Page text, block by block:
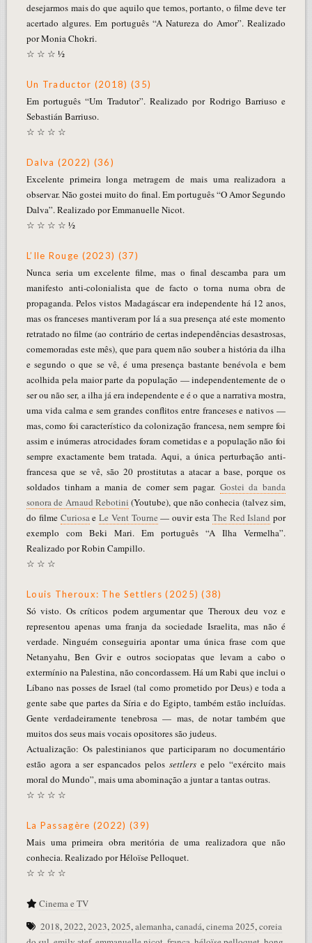
desejarmos mais do que aquilo que temos, portanto, o filme deve ter
acertado algures. Em português “A Natureza do Amor”. Realizado
por Monia Chokri.
☆ ☆ ☆ ½
Un Traductor (2018) (35)
Em português “Um Tradutor”. Realizado por Rodrigo Barriuso e
Sebastián Barriuso.
☆ ☆ ☆ ☆
Dalva (2022) (36)
Excelente primeira longa metragem de mais uma realizadora a
observar. Não gostei muito do final. Em português “O Amor Segundo
Dalva”. Realizado por Emmanuelle Nicot.
☆ ☆ ☆ ☆ ½
L’Ile Rouge (2023) (37)
Nunca seria um excelente filme, mas o final descamba para um
manifesto anti-colonialista que de facto o torna numa obra de
propaganda. Pelos vistos Madagáscar era independente há 12 anos,
mas os franceses mantiveram por lá a sua presença até este momento
retratado no filme (ao contrário de certas independências desastrosas,
comemoradas este mês), que para quem não souber a história da ilha
e segundo o que se vê, é uma presença bastante benévola e bem
acolhida pela maior parte da população — independentemente de o
ser ou não ser, a ilha já era independente e é o que a narrativa mostra,
uma vida calma e sem grandes conflitos entre franceses e nativos —
mas, como foi característico da colonização francesa, nem sempre foi
assim e inúmeras atrocidades foram cometidas e a população não foi
sempre exactamente bem tratada. Aqui, a única perturbação anti-
francesa que se vê, são 20 prostitutas a atacar a base, porque os
soldados tinham a mania de comer sem pagar. Gostei da banda
sonora de Arnaud Rebotini (Youtube), que não conhecia (talvez sim,
do filme CuriosaeLe Vent Tourne — ouvir esta The Red Island por
exemplo com Beki Mari. Em português “A Ilha Vermelha”.
Realizado por Robin Campillo.
☆ ☆ ☆
Louis Theroux: The Settlers (2025) (38)
Só visto. Os críticos podem argumentar que Theroux deu voz e
representou apenas uma franja da sociedade Israelita, mas não é
verdade. Ninguém conseguiria apontar uma única frase com que
Netanyahu, Ben Gvir e outros sociopatas que levam a cabo o
extermínio na Palestina, não concordassem. Há um Rabi que inclui o
Líbano nas posses de Israel (tal como prometido por Deus) e toda a
gente sabe que partes da Síria e do Egipto, também estão incluídas.
Gente verdadeiramente tenebrosa — mas, de notar também que
muitos dos seus mais vocais opositores são judeus.
Actualização: Os palestinianos que participaram no documentário
estão agora a ser espancados pelos settlerse pelo “exército mais
moral do Mundo”, mais uma abominação a juntar a tantas outras.
☆ ☆ ☆ ☆
La Passagère (2022) (39)
Mais uma primeira obra meritória de uma realizadora que não
conhecia. Realizado por Héloïse Pelloquet.
☆ ☆ ☆ ☆
Cinema e TV
2018,2022,2023,2025,alemanha,canadá,cinema 2025,coreia